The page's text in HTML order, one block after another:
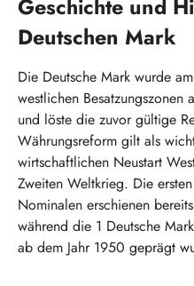
Geschichte und
Deutschen Mark
Die Deutsche Mark wurde
westlichen
und löste die zuvor gültige
Währungsreform gilt als
wirtschaftlichen Neustart
Zweiten Weltkrieg. Die
Nominalen erschienen
während die 1 Deutsche
ab dem Jahr 1950 geprägt